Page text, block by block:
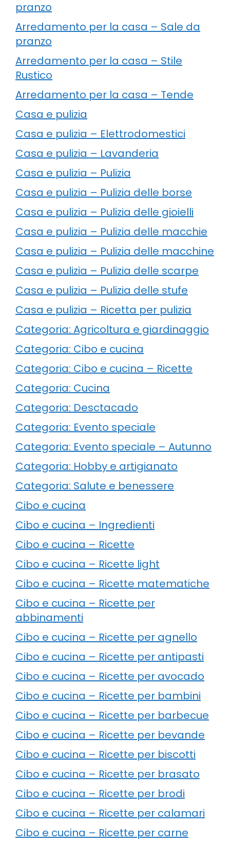
pranzo
Arredamento per la casa – Sale da
pranzo
Arredamento per la casa – Stile
Rustico
Arredamento per la casa – Tende
Casa e pulizia
Casa e pulizia – Elettrodomestici
Casa e pulizia – Lavanderia
Casa e pulizia – Pulizia
Casa e pulizia – Pulizia delle borse
Casa e pulizia – Pulizia delle gioielli
Casa e pulizia – Pulizia delle macchie
Casa e pulizia – Pulizia delle macchine
Casa e pulizia – Pulizia delle scarpe
Casa e pulizia – Pulizia delle stufe
Casa e pulizia – Ricetta per pulizia
Categoria: Agricoltura e giardinaggio
Categoria: Cibo e cucina
Categoria: Cibo e cucina – Ricette
Categoria: Cucina
Categoria: Desctacado
Categoria: Evento speciale
Categoria: Evento speciale – Autunno
Categoria: Hobby e artigianato
Categoria: Salute e benessere
Cibo e cucina
Cibo e cucina – Ingredienti
Cibo e cucina – Ricette
Cibo e cucina – Ricette light
Cibo e cucina – Ricette matematiche
Cibo e cucina – Ricette per
abbinamenti
Cibo e cucina – Ricette per agnello
Cibo e cucina – Ricette per antipasti
Cibo e cucina – Ricette per avocado
Cibo e cucina – Ricette per bambini
Cibo e cucina – Ricette per barbecue
Cibo e cucina – Ricette per bevande
Cibo e cucina – Ricette per biscotti
Cibo e cucina – Ricette per brasato
Cibo e cucina – Ricette per brodi
Cibo e cucina – Ricette per calamari
Cibo e cucina – Ricette per carne